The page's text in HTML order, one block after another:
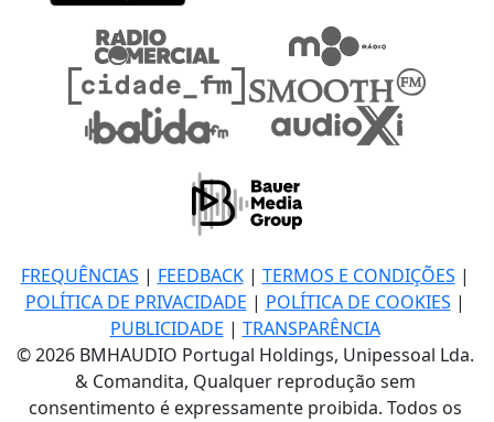
FREQUÊNCIAS | FEEDBACK| TERMOS E CONDIÇÕES |
POLÍTICA DE PRIVACIDADE | POLÍTICA DE COOKIES |
PUBLICIDADE | TRANSPARÊNCIA
© 2026 BMHAUDIO Portugal Holdings, Unipessoal Lda.
& Comandita, Qualquer reprodução sem
consentimento é expressamente proibida. Todos os